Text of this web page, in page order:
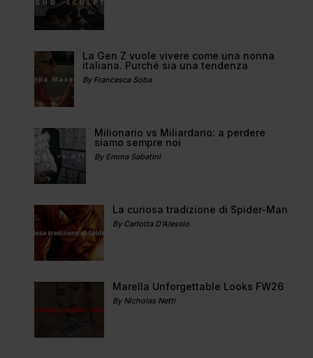
La Gen Z vuole vivere come una nonna
italiana. Purché sia una tendenza
By Francesca Soba
Milionario vs Miliardario: a perdere
siamo sempre noi
By Emma Sabatini
La curiosa tradizione di Spider-Man
By Carlotta D'Alessio
Marella Unforgettable Looks FW26
By Nicholas Netti